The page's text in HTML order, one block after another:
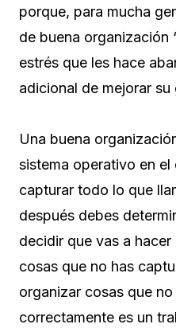
porque, para mucha
de buena organización
estrés que les hace
adicional de mejorar su
Una buena
sistema operativo en
capturar todo lo que
después debes
decidir que vas a
cosas que no has
organizar cosas que
correctamente es un